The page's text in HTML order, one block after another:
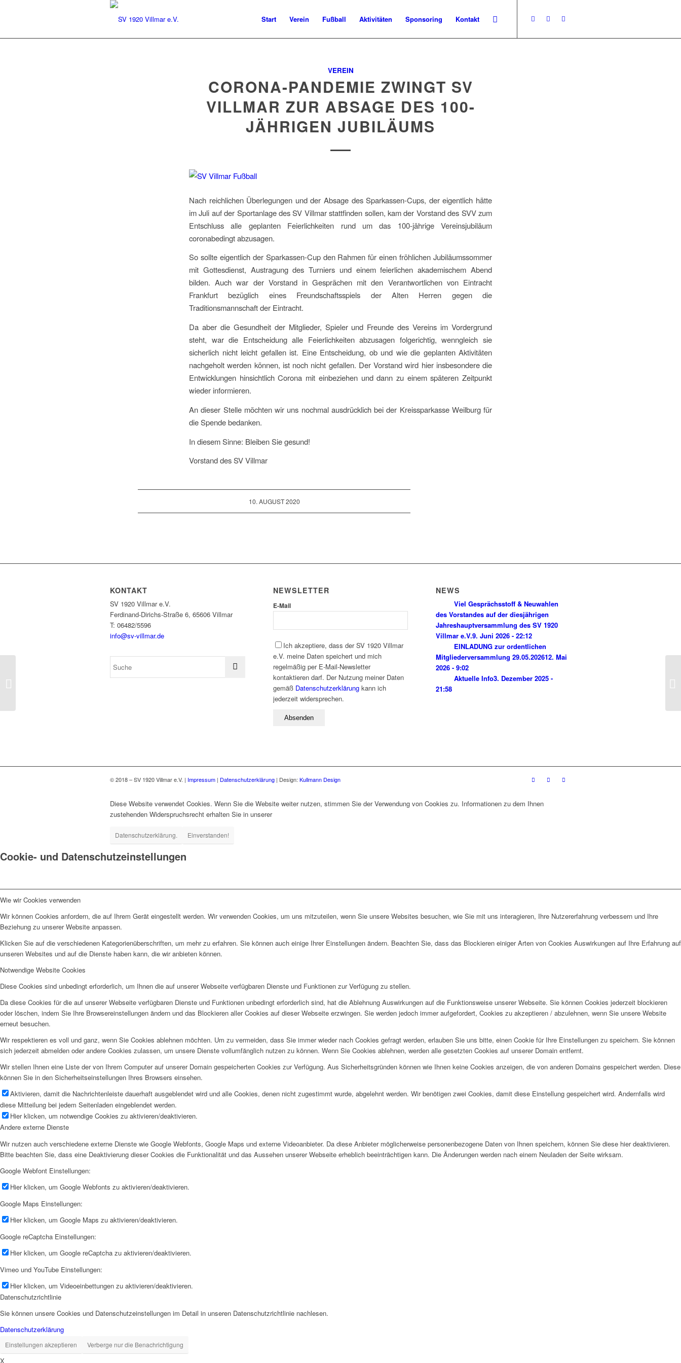
Start Verein Fußball Aktivitäten Sponsoring Kontakt
VEREIN
CORONA-PANDEMIE ZWINGT SV
VILLMAR ZUR ABSAGE DES 100-
JÄHRIGEN JUBILÄUMS
Nach reichlichen Überlegungen und der Absage des Sparkassen-Cups, der eigentlich hätte
im Juli auf der Sportanlage des SV Villmar stattfinden sollen, kam der Vorstand des SVV zum
Entschluss alle geplanten Feierlichkeiten rund um das 100-jährige Vereinsjubiläum
coronabedingt abzusagen.
So sollte eigentlich der Sparkassen-Cup den Rahmen für einen fröhlichen Jubiläumssommer
mit Gottesdienst, Austragung des Turniers und einem feierlichen akademischem Abend
bilden. Auch war der Vorstand in Gesprächen mit den Verantwortlichen von Eintracht
Frankfurt bezüglich eines Freundschaftsspiels der Alten Herren gegen die
Traditionsmannschaft der Eintracht.
Da aber die Gesundheit der Mitglieder, Spieler und Freunde des Vereins im Vordergrund
steht, war die Entscheidung alle Feierlichkeiten abzusagen folgerichtig, wenngleich sie
sicherlich nicht leicht gefallen ist. Eine Entscheidung, ob und wie die geplanten Aktivitäten
nachgeholt werden können, ist noch nicht gefallen. Der Vorstand wird hier insbesondere die
Entwicklungen hinsichtlich Corona mit einbeziehen und dann zu einem späteren Zeitpunkt
wieder informieren.
An dieser Stelle möchten wir uns nochmal ausdrücklich bei der Kreissparkasse Weilburg für
die Spende bedanken.
In diesem Sinne: Bleiben Sie gesund!
Vorstand des SV Villmar
10. AUGUST 2020
KONTAKT
SV 1920 Villmar e.V.
Ferdinand-Dirichs-Straße 6, 65606 Villmar
T: 06482/5596
info@sv-villmar.de
NEWSLETTER
E-Mail
Ich akzeptiere, dass der SV 1920 Villmar
e.V. meine Daten speichert und mich
regelmäßig per E-Mail-Newsletter
kontaktieren darf. Der Nutzung meiner Daten
gemäß Datenschutzerklärungkann ich
jederzeit widersprechen.
NEWS
Viel Gesprächsstoff & Neuwahlen
des Vorstandes auf der diesjährigen
Jahreshauptversammlung des SV 1920
Villmar e.V.9. Juni 2026 - 22:12
EINLADUNG zur ordentlichen
Mitgliederversammlung 29.05.202612. Mai
2026 - 9:02
Aktuelle Info3. Dezember 2025 -
21:58
© 2018 – SV 1920 Villmar e.V. | Impressum | Datenschutzerklärung | Design: Kullmann Design
Diese Website verwendet Cookies. Wenn Sie die Website weiter nutzen, stimmen Sie der Verwendung von Cookies zu. Informationen zu dem Ihnen
zustehenden Widerspruchsrecht erhalten Sie in unserer
Datenschutzerklärung. Einverstanden!
Cookie- und Datenschutzeinstellungen
Wie wir Cookies verwenden
Wir können Cookies anfordern, die auf Ihrem Gerät eingestellt werden. Wir verwenden Cookies, um uns mitzuteilen, wenn Sie unsere Websites besuchen, wie Sie mit uns interagieren, Ihre Nutzererfahrung verbessern und Ihre
Beziehung zu unserer Website anpassen.
Klicken Sie auf die verschiedenen Kategorienüberschriften, um mehr zu erfahren. Sie können auch einige Ihrer Einstellungen ändern. Beachten Sie, dass das Blockieren einiger Arten von Cookies Auswirkungen auf Ihre Erfahrung auf
unseren Websites und auf die Dienste haben kann, die wir anbieten können.
Notwendige Website Cookies
Diese Cookies sind unbedingt erforderlich, um Ihnen die auf unserer Webseite verfügbaren Dienste und Funktionen zur Verfügung zu stellen.
Da diese Cookies für die auf unserer Webseite verfügbaren Dienste und Funktionen unbedingt erforderlich sind, hat die Ablehnung Auswirkungen auf die Funktionsweise unserer Webseite. Sie können Cookies jederzeit blockieren
oder löschen, indem Sie Ihre Browsereinstellungen ändern und das Blockieren aller Cookies auf dieser Webseite erzwingen. Sie werden jedoch immer aufgefordert, Cookies zu akzeptieren / abzulehnen, wenn Sie unsere Website
erneut besuchen.
Wir respektieren es voll und ganz, wenn Sie Cookies ablehnen möchten. Um zu vermeiden, dass Sie immer wieder nach Cookies gefragt werden, erlauben Sie uns bitte, einen Cookie für Ihre Einstellungen zu speichern. Sie können
sich jederzeit abmelden oder andere Cookies zulassen, um unsere Dienste vollumfänglich nutzen zu können. Wenn Sie Cookies ablehnen, werden alle gesetzten Cookies auf unserer Domain entfernt.
Wir stellen Ihnen eine Liste der von Ihrem Computer auf unserer Domain gespeicherten Cookies zur Verfügung. Aus Sicherheitsgründen können wie Ihnen keine Cookies anzeigen, die von anderen Domains gespeichert werden. Diese
können Sie in den Sicherheitseinstellungen Ihres Browsers einsehen.
Aktivieren, damit die Nachrichtenleiste dauerhaft ausgeblendet wird und alle Cookies, denen nicht zugestimmt wurde, abgelehnt werden. Wir benötigen zwei Cookies, damit diese Einstellung gespeichert wird. Andernfalls wird
diese Mitteilung bei jedem Seitenladen eingeblendet werden.
Hier klicken, um notwendige Cookies zu aktivieren/deaktivieren.
Andere externe Dienste
Wir nutzen auch verschiedene externe Dienste wie Google Webfonts, Google Maps und externe Videoanbieter. Da diese Anbieter möglicherweise personenbezogene Daten von Ihnen speichern, können Sie diese hier deaktivieren.
Bitte beachten Sie, dass eine Deaktivierung dieser Cookies die Funktionalität und das Aussehen unserer Webseite erheblich beeinträchtigen kann. Die Änderungen werden nach einem Neuladen der Seite wirksam.
Google Webfont Einstellungen:
Hier klicken, um Google Webfonts zu aktivieren/deaktivieren.
Google Maps Einstellungen:
Hier klicken, um Google Maps zu aktivieren/deaktivieren.
Google reCaptcha Einstellungen:
Hier klicken, um Google reCaptcha zu aktivieren/deaktivieren.
Vimeo und YouTube Einstellungen:
Hier klicken, um Videoeinbettungen zu aktivieren/deaktivieren.
Datenschutzrichtlinie
Sie können unsere Cookies und Datenschutzeinstellungen im Detail in unseren Datenschutzrichtlinie nachlesen.
Datenschutzerklärung
Einstellungen akzeptieren Verberge nur die Benachrichtigung
X